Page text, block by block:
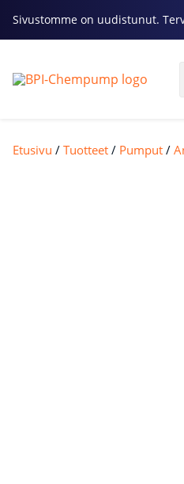
Sivustomme on uudistunut.
Etusivu / Tuotteet / Pumput /